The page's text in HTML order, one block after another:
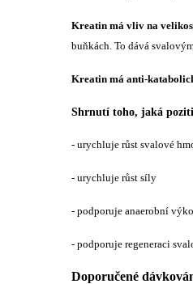
Kreatin má vliv na
buňkách. To dává
Kreatin má anti-
Shrnutí toho, jaká
- urychluje růst svalové
- urychluje růst síly
- podporuje anaerobní
- podporuje regeneraci
Doporučené